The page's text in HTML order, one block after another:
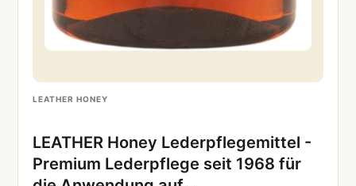
LEATHER HONEY
LEATHER Honey Lederpflegemittel -
Premium Lederpflege seit 1968 für